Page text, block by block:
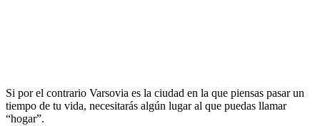
Si por el contrario Varsovia es la ciudad en la que piensas pasar un
tiempo de tu vida, necesitarás algún lugar al que puedas llamar
“hogar”.